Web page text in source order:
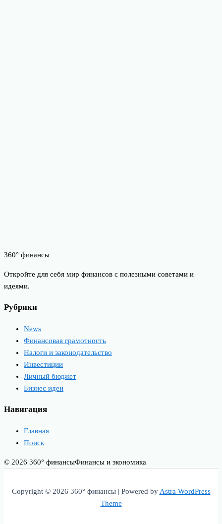
360° финансы
Откройте для себя мир финансов с полезными советами и
идеями.
Рубрики
News
Финансовая грамотность
Налоги и законодательство
Инвестиции
Личный бюджет
Бизнес идеи
Навигация
Главная
Поиск
© 2026 360° финансыФинансы и экономика
Copyright © 2026 360° финансы | Powered byAstra WordPress
Theme